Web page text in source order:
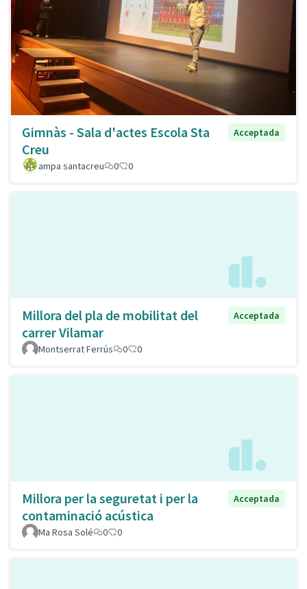
Gimnàs - Sala d'actes Escola Sta
Creu
Acceptada
ampa santacreu 0 0
Millora del pla de mobilitat del
carrer Vilamar
Acceptada
Montserrat Ferrús 0 0
Millora per la seguretat i per la
contaminació acústica
Acceptada
Ma Rosa Solé 0 0